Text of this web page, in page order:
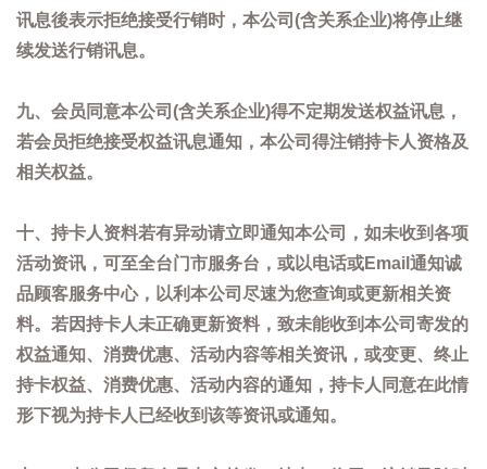
讯息後表示拒绝接受行销时，本公司(含关系企业)将停止继
续发送行销讯息。
九、会员同意本公司(含关系企业)得不定期发送权益讯息，
若会员拒绝接受权益讯息通知，本公司得注销持卡人资格及
相关权益。
十、持卡人资料若有异动请立即通知本公司，如未收到各项
活动资讯，可至全台门市服务台，或以电话或Email通知诚
品顾客服务中心，以利本公司尽速为您查询或更新相关资
料。若因持卡人未正确更新资料，致未能收到本公司寄发的
权益通知、消费优惠、活动内容等相关资讯，或变更、终止
持卡权益、消费优惠、活动内容的通知，持卡人同意在此情
形下视为持卡人已经收到该等资讯或通知。